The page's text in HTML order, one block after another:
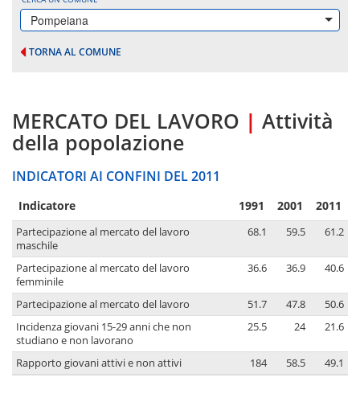
Pompeiana
TORNA AL COMUNE
MERCATO DEL LAVORO | Attività
della popolazione
INDICATORI AI CONFINI DEL 2011
Indicatore 1991 2001 2011
Partecipazione al mercato del lavoro
maschile
68.1 59.5 61.2
Partecipazione al mercato del lavoro
femminile
36.6 36.9 40.6
Partecipazione al mercato del lavoro 51.7 47.8
50.6
Incidenza giovani 15-29 anni che non
studiano e non lavorano
25.5 24 21.6
Rapporto giovani attivi e non attivi 184 58.5 49.1